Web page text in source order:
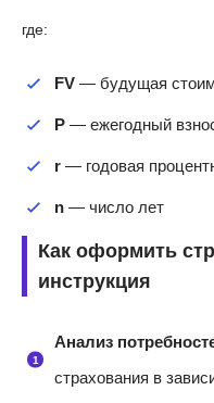
где:
FV — будущая
P — ежегодный
r — годовая
n — число лет
Как оформить
инструкция
Анализ
страхования в